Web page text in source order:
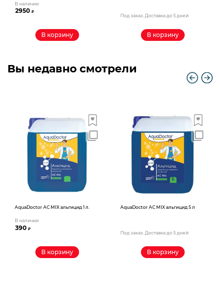
В наличии
2950₽
В корзину
Под заказ. Доставка до 5 дней
В корзину
Вы недавно смотрели
AquaDoctor AС MIX альгицид 1 л.
В наличии
390₽
В корзину
AquaDoctor AС MIX альгицид 5 л
Под заказ. Доставка до 5 дней
В корзину